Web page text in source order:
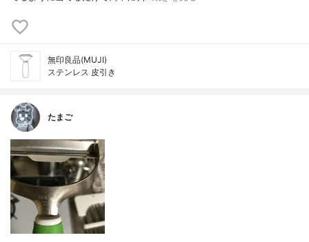
無印良品(MUJI)
ステンレス 皮引き
たまご